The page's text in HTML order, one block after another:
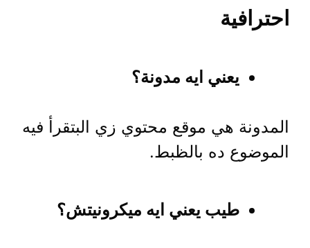
احترافية
يعني ايه مدونة؟
المدونة هي موقع محتوي زي البتقرأ فيه
الموضوع ده بالظبط.
طيب يعني ايه ميكرونيتش؟